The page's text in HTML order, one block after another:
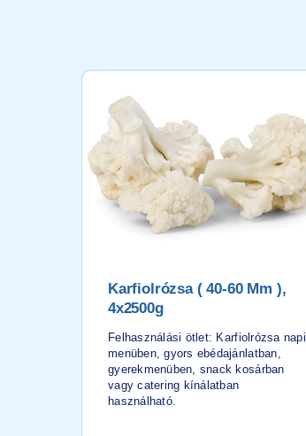
Karfiolrózsa ( 40-60 Mm ),
4x2500g
Felhasználási ötlet: Karfiolrózsa napi
menüben, gyors ebédajánlatban,
gyerekmenüben, snack kosárban
vagy catering kínálatban
használható.